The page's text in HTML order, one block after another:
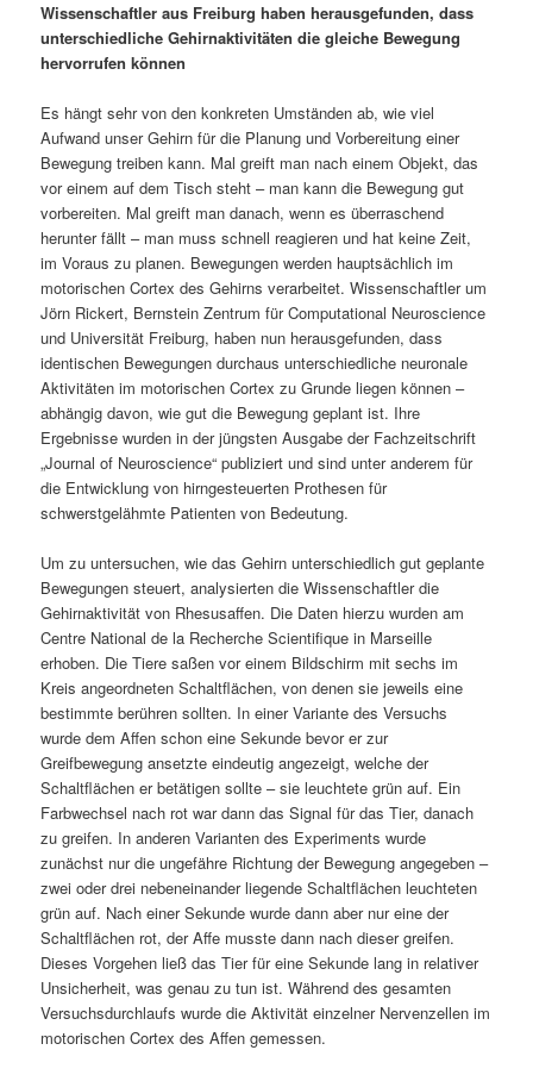
Wissenschaftler aus Freiburg haben herausgefunden, dass
unterschiedliche Gehirnaktivitäten die gleiche Bewegung
hervorrufen können
Es hängt sehr von den konkreten Umständen ab, wie viel
Aufwand unser Gehirn für die Planung und Vorbereitung einer
Bewegung treiben kann. Mal greift man nach einem Objekt, das
vor einem auf dem Tisch steht – man kann die Bewegung gut
vorbereiten. Mal greift man danach, wenn es überraschend
herunter fällt – man muss schnell reagieren und hat keine Zeit,
im Voraus zu planen. Bewegungen werden hauptsächlich im
motorischen Cortex des Gehirns verarbeitet. Wissenschaftler um
Jörn Rickert, Bernstein Zentrum für Computational Neuroscience
und Universität Freiburg, haben nun herausgefunden, dass
identischen Bewegungen durchaus unterschiedliche neuronale
Aktivitäten im motorischen Cortex zu Grunde liegen können –
abhängig davon, wie gut die Bewegung geplant ist. Ihre
Ergebnisse wurden in der jüngsten Ausgabe der Fachzeitschrift
„Journal of Neuroscience“ publiziert und sind unter anderem für
die Entwicklung von hirngesteuerten Prothesen für
schwerstgelähmte Patienten von Bedeutung.
Um zu untersuchen, wie das Gehirn unterschiedlich gut geplante
Bewegungen steuert, analysierten die Wissenschaftler die
Gehirnaktivität von Rhesusaffen. Die Daten hierzu wurden am
Centre National de la Recherche Scientifique in Marseille
erhoben. Die Tiere saßen vor einem Bildschirm mit sechs im
Kreis angeordneten Schaltflächen, von denen sie jeweils eine
bestimmte berühren sollten. In einer Variante des Versuchs
wurde dem Affen schon eine Sekunde bevor er zur
Greifbewegung ansetzte eindeutig angezeigt, welche der
Schaltflächen er betätigen sollte – sie leuchtete grün auf. Ein
Farbwechsel nach rot war dann das Signal für das Tier, danach
zu greifen. In anderen Varianten des Experiments wurde
zunächst nur die ungefähre Richtung der Bewegung angegeben –
zwei oder drei nebeneinander liegende Schaltflächen leuchteten
grün auf. Nach einer Sekunde wurde dann aber nur eine der
Schaltflächen rot, der Affe musste dann nach dieser greifen.
Dieses Vorgehen ließ das Tier für eine Sekunde lang in relativer
Unsicherheit, was genau zu tun ist. Während des gesamten
Versuchsdurchlaufs wurde die Aktivität einzelner Nervenzellen im
motorischen Cortex des Affen gemessen.